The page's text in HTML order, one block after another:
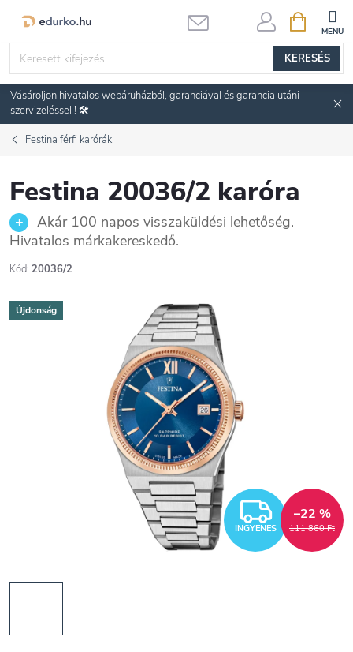
KERESÉS
KOSÁR
Vásároljon hivatalos webáruházból, garanciával és garancia utáni
szervizeléssel ! 🛠️
Festina férfi karórák
Festina 20036/2 karóra
Akár 100 napos visszaküldési lehetőség.
Hivatalos márkakereskedő.
Kód: 20036/2
Újdonság
INGYENES 111 860 Ft
–22 %